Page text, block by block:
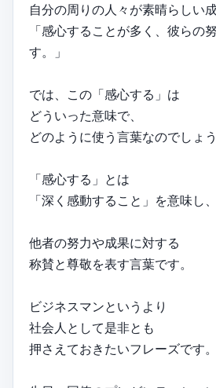
自分の周りの人々が素晴らしい
「感心することが多く、彼らの
す。」
では、この「感心する」は
どういった意味で、
どのように使う言葉なのでしょう
「感心する」とは
「深く感動すること」を意味し、
他者の努力や成果に対する
称賛と尊敬を表す言葉です。
ビジネスマンというより
社会人として是非とも
押さえておきたいフレーズです。